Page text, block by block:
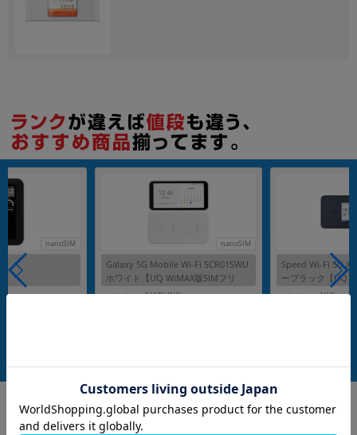
nanoSIM nanoSIM
Galaxy 5G Mobile Wi-Fi SCR01SWU
ホワイト【UQ WiMAX版SIMフリ
ー】
メーカー：SAMSUNG
Speed Wi-Fi 5G
ーブラック【UQ
ー】
メーカー：NEC
発売日
各項目のチェックボックスは「or検索」となります。
ただし機能別のみ「and検索」となります。